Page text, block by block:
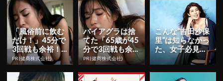
「風俗前に飲む
だけ！」45分で
3回戦も余裕！1
日31円で朝まで
絶好調
PR(健商株式会社)
バイアグラは捨
てた「65歳が45
分で3回戦も余
裕」980円で朝
まで絶好調！
PR(健商株式会社)
こんな”吉田沙保
里”は知らなかっ
た、女子必見の
霊長類最強ボデ
ィを披露！